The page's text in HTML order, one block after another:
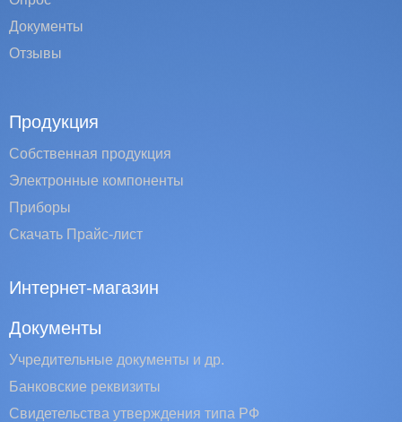
Документы
Отзывы
Продукция
Собственная продукция
Электронные компоненты
Приборы
Скачать Прайс-лист
Интернет-магазин
Документы
Учредительные документы и др.
Банковские реквизиты
Свидетельства утверждения типа РФ